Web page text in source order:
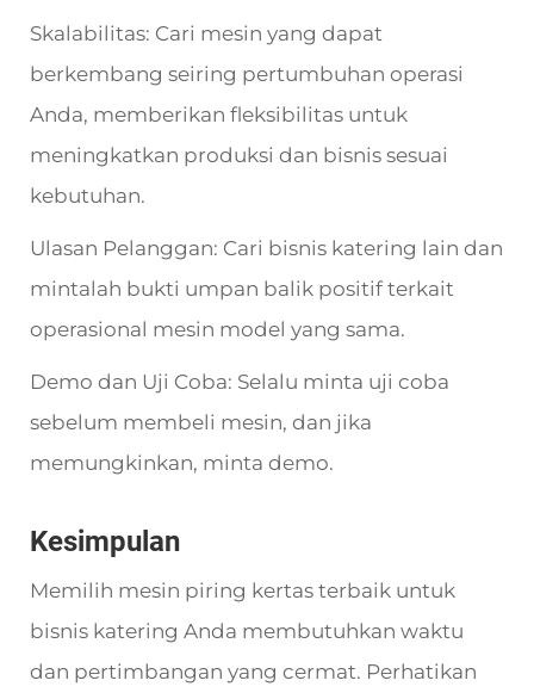
Skalabilitas: Cari mesin yang dapat
berkembang seiring pertumbuhan operasi
Anda, memberikan fleksibilitas untuk
meningkatkan produksi dan bisnis sesuai
kebutuhan.
Ulasan Pelanggan: Cari bisnis katering lain dan
mintalah bukti umpan balik positif terkait
operasional mesin model yang sama.
Demo dan Uji Coba: Selalu minta uji coba
sebelum membeli mesin, dan jika
memungkinkan, minta demo.
Kesimpulan
Memilih mesin piring kertas terbaik untuk
bisnis katering Anda membutuhkan waktu
dan pertimbangan yang cermat. Perhatikan